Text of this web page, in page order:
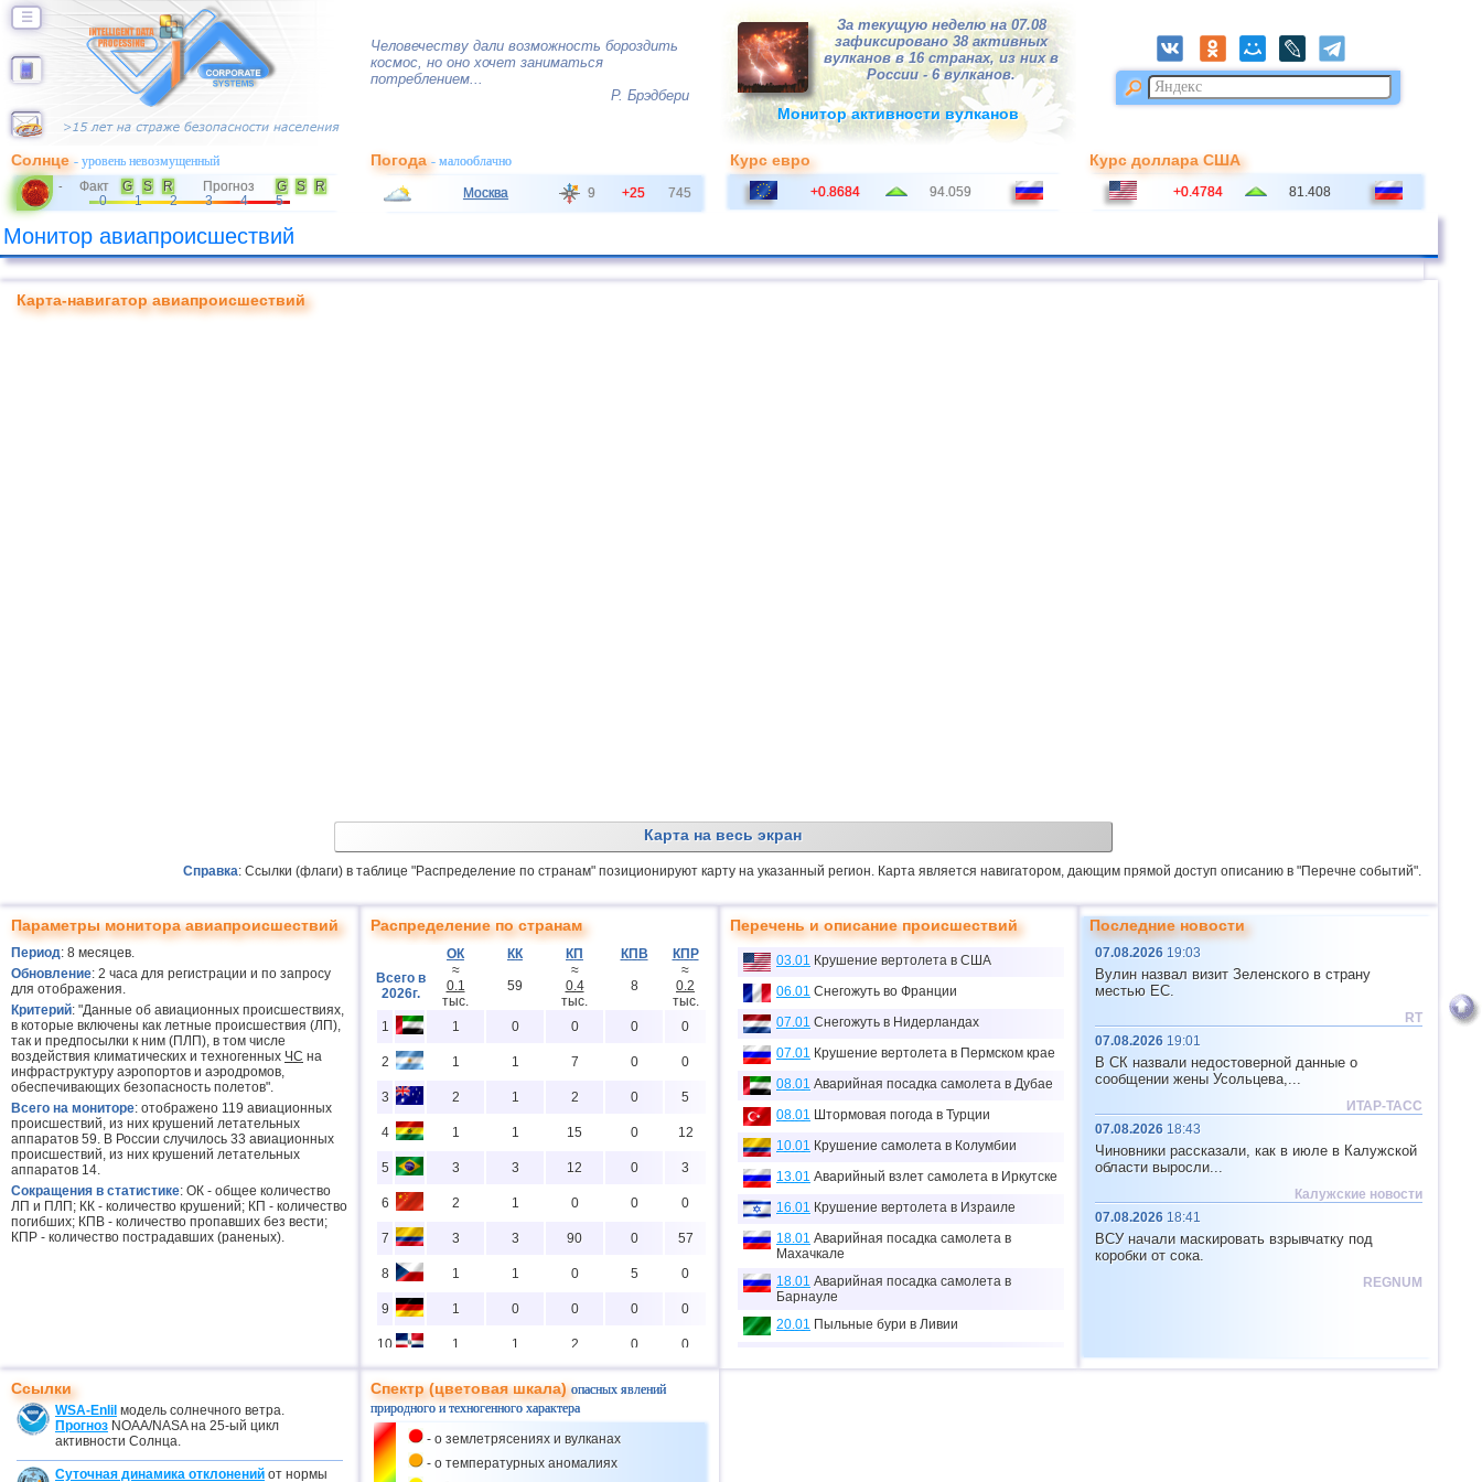
☰
Человечеству дали возможность бороздить
космос, но оно хочет заниматься
потреблением...
Р. Брэдбери
За текущую неделю на 07.08
зафиксировано 38 активных
вулканов в 16 странах, из них в
России - 6 вулканов.
Монитор активности вулканов
Солнце- уровень невозмущенный
- Факт G S R Прогноз G S
R
0
1 2 3 4 5
Погода- малооблачно
Москва 9 +25 745
Курс евро
+0.8684 94.059
Курс доллара США
+0.4784 81.408
Монитор авиапроисшествий
Карта-навигатор авиапроисшествий
Карта на весь экран
Справка: Ссылки (флаги) в таблице "Распределение по странам" позиционируют карту на указанный регион. Карта является навигатором, дающим прямой доступ описанию в "Перечне событий".
Параметры монитора авиапроисшествий
Период: 8 месяцев.
Обновление: 2 часа для регистрации и по запросу
для отображения.
Критерий: "Данные об авиационных происшествиях,
в которые включены как летные происшествия (ЛП),
так и предпосылки к ним (ПЛП), в том числе
воздействия климатических и техногенных ЧС на
инфраструктуру аэропортов и аэродромов,
обеспечивающих безопасность полетов".
Всего на мониторе: отображено 119 авиационных
происшествий, из них крушений летательных
аппаратов 59. В России случилось 33 авиационных
происшествий, из них крушений летательных
аппаратов 14.
Сокращения в статистике: ОК - общее количество
ЛП и ПЛП; КК - количество крушений; КП - количество
погибших; КПВ - количество пропавших без вести;
КПР - количество пострадавших (раненых).
Распределение по странам
ОК КК КП КПВ
КПР
Всего в
2026г.
≈
0.1
тыс.
59
≈
0.4
тыс.
8
≈
0.2
тыс.
1
1 0 0 0 0
2 1 1 7 0 0
3 2 1 2 0 5
4 1 1 15 0 12
5 3 3 12 0 3
6 2 1 0 0 0
7 3 3 90 0 57
8 1 1 0 5 0
9 1 0 0 0 0
10 1 1 2 0 0
11
12 1 1 0
13 2
Перечень и описание происшествий
03.01 Крушение вертолета в США
06.01 Снегожуть во Франции
07.01 Снегожуть в Нидерландах
07.01 Крушение вертолета в Пермском крае
08.01 Аварийная посадка самолета в Дубае
08.01 Штормовая погода в Турции
10.01 Крушение самолета в Колумбии
13.01 Аварийный взлет самолета в Иркутске
16.01 Крушение вертолета в Израиле
18.01 Аварийная посадка самолета в
Махачкале
18.01 Аварийная посадка самолета в
Барнауле
20.01 Пыльные бури в Ливии
Последние новости
07.08.2026 19:03
Вулин назвал визит Зеленского в страну
местью ЕС.
RT
07.08.2026 19:01
В СК назвали недостоверной данные о
сообщении жены Усольцева,...
ИТАР-ТАСС
07.08.2026 18:43
Чиновники рассказали, как в июле в Калужской
области выросли...
Калужские новости
07.08.2026 18:41
ВСУ начали маскировать взрывчатку под
коробки от сока.
REGNUM
Ссылки
WSA-Enlil модель солнечного ветра.
Прогноз NOAA/NASA на 25-ый цикл
активности Солнца.
Суточная динамика отклонений от нормы
Спектр (цветовая шкала)опасных явлений
природного и техногенного характера
- о землетрясениях и вулканах
- о температурных аномалиях